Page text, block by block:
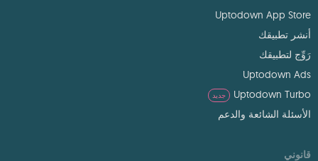
Uptodown App Store
أنشر تطبيقك
رَوِّج لتطبيقك
Uptodown Ads
Uptodown Turbo
جديد
الأسئلة الشائعة والدعم
قانوني